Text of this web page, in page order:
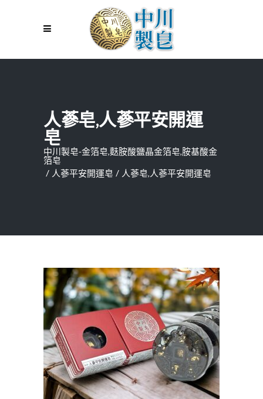
人蔘皂,人蔘平安開運
皂
中川製皂-金箔皂,麩胺酸鹽晶金箔皂,胺基酸金
箔皂
/ 人蔘平安開運皂 / 人蔘皂,人蔘平安開運皂